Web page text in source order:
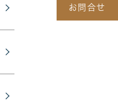
お問合せ